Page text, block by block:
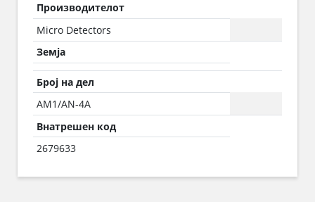
Производителот
Micro Detectors
Земја
Број на дел
AM1/AN-4A
Внатрешен код
2679633